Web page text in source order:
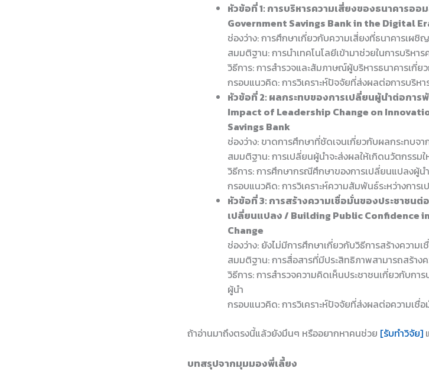
หัวข้อที่ 1: การบริหารความเสี่ยงของธนาคารอ
Government Savings Bank in the Digital
ช่องว่าง: การศึกษาเกี่ยวกับความเสี่ยงที่ธนาคารเผ
สมมติฐาน: การนำเทคโนโลยีเข้ามาช่วยในการบริหา
วิธีการ: การสำรวจและสัมภาษณ์ผู้บริหารธนาคารเกี่ย
กรอบแนวคิด: การวิเคราะห์ปัจจัยที่ส่งผลต่อการบริห
หัวข้อที่ 2: ผลกระทบของการเปลี่ยนผู้นำต่อกา
Impact of Leadership Change on
Savings Bank
ช่องว่าง: ขาดการศึกษาที่ชัดเจนเกี่ยวกับผลกระทบจ
สมมติฐาน: การเปลี่ยนผู้นำจะส่งผลให้เกิดนวัตกรรม
วิธีการ: การศึกษากรณีศึกษาของการเปลี่ยนแปลงผู้น
กรอบแนวคิด: การวิเคราะห์ความสัมพันธ์ระหว่างการ
หัวข้อที่ 3: การสร้างความเชื่อมั่นของประชาชน
เปลี่ยนแปลง / Building Public Confidence
Change
ช่องว่าง: ยังไม่มีการศึกษาเกี่ยวกับวิธีการสร้างความ
สมมติฐาน: การสื่อสารที่มีประสิทธิภาพสามารถสร้าง
วิธีการ: การสำรวจความคิดเห็นประชาชนเกี่ยวกับกา
ผู้นำ
กรอบแนวคิด: การวิเคราะห์ปัจจัยที่ส่งผลต่อความเชื่
ถ้าอ่านมาถึงตรงนี้แล้วยังมึนๆ หรืออยากหาคนช่วย [รับทำวิจัย]
บทสรุปจากมุมมองพี่เลี้ยง